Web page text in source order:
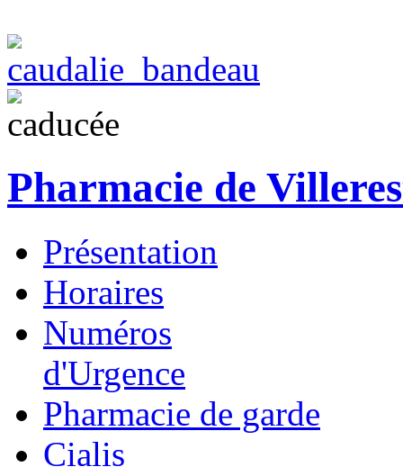
Pharmacie de
Présentation
Horaires
Numéros
d'Urgence
Pharmacie de garde
Cialis